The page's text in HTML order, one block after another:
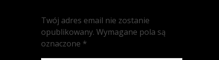
Twój adres email nie zostanie
opublikowany. Wymagane pola są
oznaczone *